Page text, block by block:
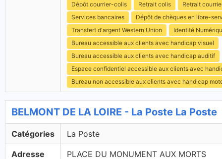
Dépôt courrier-colis
Retrait colis
Retrait
Services bancaires
Dépôt de chèques en libre-
Transfert d'argent Western Union
Identité
Bureau accessible aux clients avec handicap visuel
Bureau accessible aux clients avec handicap auditif
Espace confidentiel accessible aux clients avec
Bureau non accessible aux clients avec handicap
BELMONT DE LA LOIRE - La Poste La Poste
Catégories La Poste
Adresse
PLACE DU MONUMENT AUX MORTS